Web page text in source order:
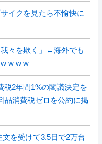
イクを見たら不愉快に
我々を欺く」←海外でも
w w w
税2年間1%の閣議決定を
消費税ゼロを公約に掲
文を受けて3.5日で2万台